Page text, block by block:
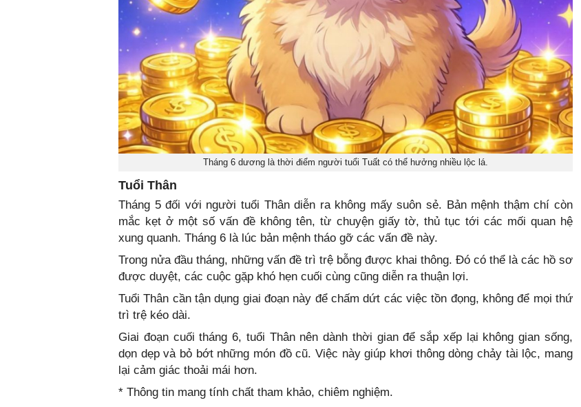
Tháng 6 dương là thời điểm người tuổi Tuất có thể hưởng nhiều lộc lá.
Tuổi Thân
Tháng 5 đối với người tuổi Thân diễn ra không mấy suôn sẻ. Bản mệnh thậm chí còn
mắc kẹt ở một số vấn đề không tên, từ chuyện giấy tờ, thủ tục tới các mối quan hệ
xung quanh. Tháng 6 là lúc bản mệnh tháo gỡ các vấn đề này.
Trong nửa đầu tháng, những vấn đề trì trệ bỗng được khai thông. Đó có thể là các hồ sơ
được duyệt, các cuộc gặp khó hẹn cuối cùng cũng diễn ra thuận lợi.
Tuổi Thân cần tận dụng giai đoạn này để chấm dứt các việc tồn đọng, không để mọi thứ
trì trệ kéo dài.
Giai đoạn cuối tháng 6, tuổi Thân nên dành thời gian để sắp xếp lại không gian sống,
dọn dẹp và bỏ bớt những món đồ cũ. Việc này giúp khơi thông dòng chảy tài lộc, mang
lại cảm giác thoải mái hơn.
* Thông tin mang tính chất tham khảo, chiêm nghiệm.